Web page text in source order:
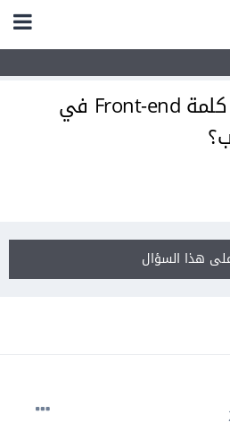
ماذا تعني كلمة Front-end في
هذا السؤال